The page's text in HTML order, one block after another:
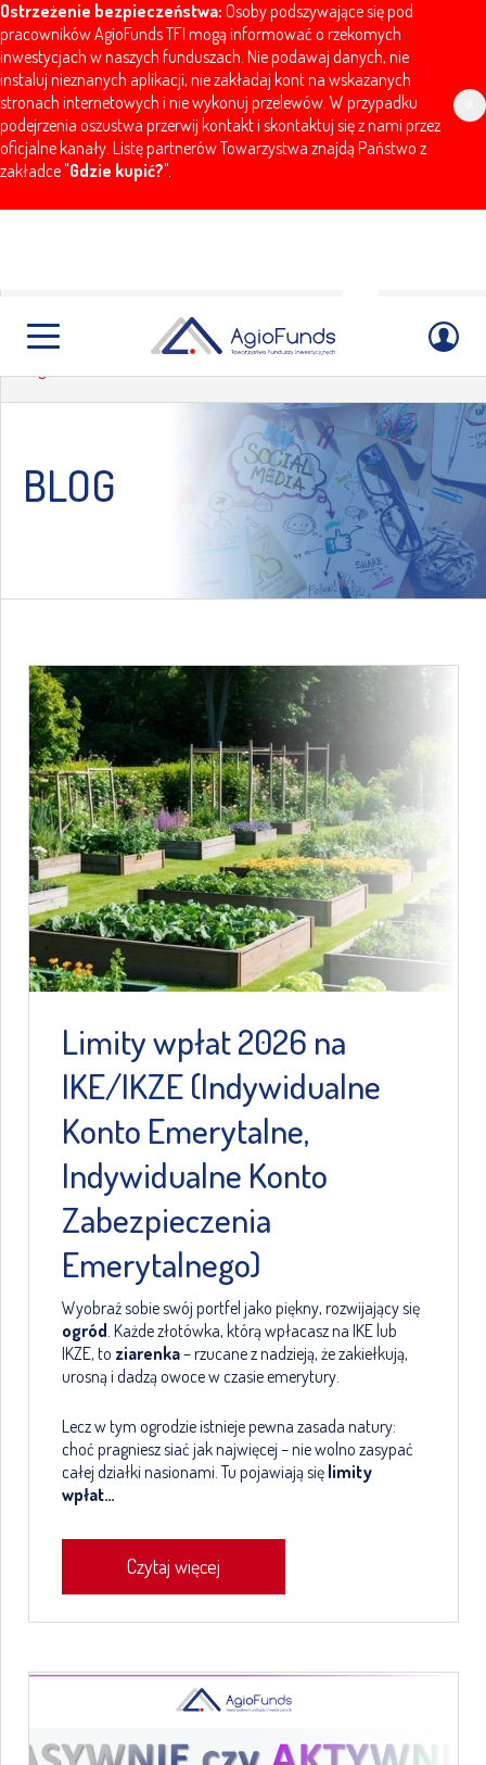
Ostrzeżenie bezpieczeństwa: Osoby podszywające się pod
pracowników AgioFunds TFI mogą informować o rzekomych
inwestycjach w naszych funduszach. Nie podawaj danych, nie
instaluj nieznanych aplikacji, nie zakładaj kont na wskazanych
stronach internetowych i nie wykonuj przelewów. W przypadku
podejrzenia oszustwa przerwij kontakt i skontaktuj się z nami przez
oficjalne kanały. Listę partnerów Towarzystwa znajdą Państwo z
zakładce "Gdzie kupić?".
BLOG
BLOG
Limity wpłat 2026 na
IKE/IKZE (Indywidualne
Konto Emerytalne,
Indywidualne Konto
Zabezpieczenia
Emerytalnego)
Wyobraź sobie swój portfel jako piękny, rozwijający się
ogród. Każde złotówka, którą wpłacasz na IKE lub
IKZE, to ziarenka– rzucane z nadzieją, że zakiełkują,
urosną i dadzą owoce w czasie emerytury.
Lecz w tym ogrodzie istnieje pewna zasada natury:
choć pragniesz siać jak najwięcej – nie wolno zasypać
całej działki nasionami. Tu pojawiają się limity
wpłat…
Czytaj więcej